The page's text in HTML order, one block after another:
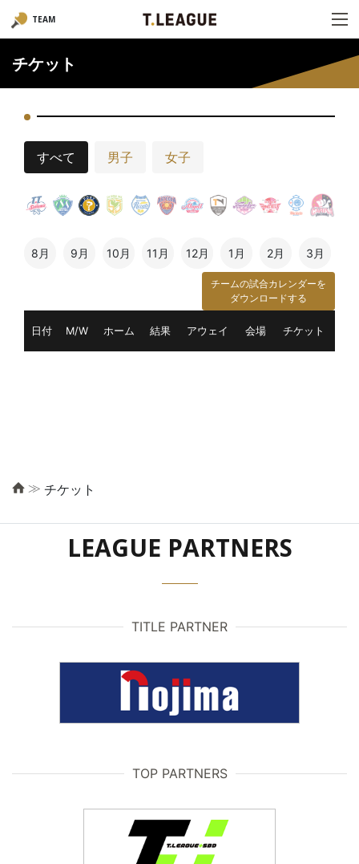
TEAM
チケット
すべて 男子 女子
8月 9月 10月 11月 12月 1月 2月 3月
チームの試合カレンダーを
ダウンロードする
日付 M/W ホーム 結果 アウェイ 会場 チケット
≫ チケット
LEAGUE PARTNERS
TITLE PARTNER
TOP PARTNERS